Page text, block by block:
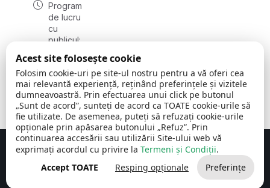
Program
de lucru
cu
publicul:
08:00 -
16:30
, vineri:
08:00 -
14:00
Comuna Cerchezu © 2026Toate drepturile rezervate
Concept realizat de Big Media Relații Publice SRL
Acest site folosește cookie
Folosim cookie-uri pe site-ul nostru pentru a vă oferi cea
mai relevantă experiență, reținând preferințele și vizitele
dumneavoastră. Prin efectuarea unui click pe butonul
„Sunt de acord”, sunteți de acord ca TOATE cookie-urile să
fie utilizate. De asemenea, puteți să refuzați cookie-urile
opționale prin apăsarea butonului „Refuz”. Prin
continuarea accesării sau utilizării Site-ului web vă
exprimați acordul cu privire la Termeni și Condiții.
Accept TOATE
Resping opționale Preferințe